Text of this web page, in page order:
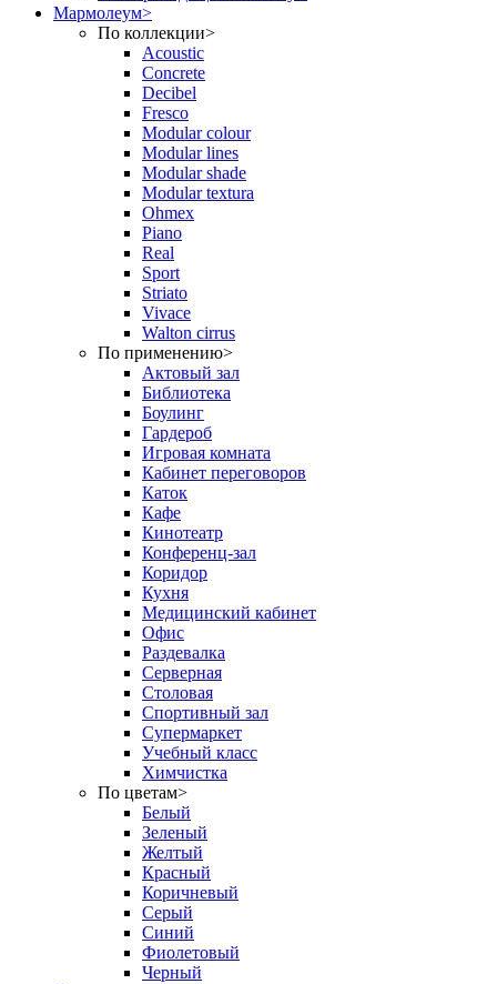
Мармолеум>
По коллекции>
Acoustic
Concrete
Decibel
Fresco
Modular colour
Modular lines
Modular shade
Modular textura
Ohmex
Piano
Real
Sport
Striato
Vivace
Walton cirrus
По применению>
Актовый зал
Библиотека
Боулинг
Гардероб
Игровая комната
Кабинет переговоров
Каток
Кафе
Кинотеатр
Конференц-зал
Коридор
Кухня
Медицинский кабинет
Офис
Раздевалка
Серверная
Столовая
Спортивный зал
Супермаркет
Учебный класс
Химчистка
По цветам>
Белый
Зеленый
Желтый
Красный
Коричневый
Серый
Синий
Фиолетовый
Черный